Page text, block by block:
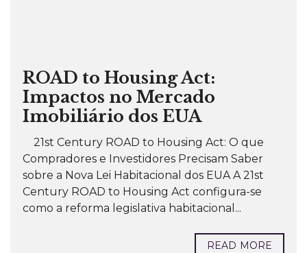
ROAD to Housing Act:
Impactos no Mercado
Imobiliário dos EUA
21st Century ROAD to Housing Act: O que
Compradores e Investidores Precisam Saber
sobre a Nova Lei Habitacional dos EUA A 21st
Century ROAD to Housing Act configura-se
como a reforma legislativa habitacional...
READ MORE